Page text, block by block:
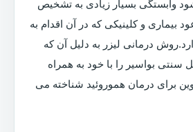
وابستگی بسیار زیادی به تشخیص
بیماری و کلینیکی که در آن اقدام به
درمانی لیزر به دلیل آن که
بواسیر را با خود به همراه
برای درمان هموروئید شناخته می